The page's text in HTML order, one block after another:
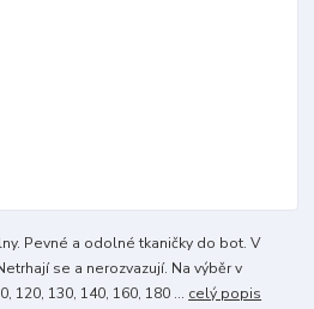
Pevné a odolné tkaničky do bot. V
se a nerozvazují. Na výběr v
120, 130, 140, 160, 180 ... celý popis